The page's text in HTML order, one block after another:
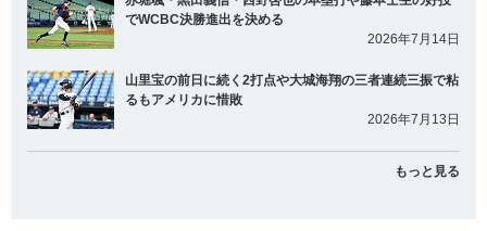
でWCBC決勝進出を決める
2026年7月14日
山里宝の前日に続く2打点や大城海翔の三者連続三振で粘
るもアメリカに惜敗
2026年7月13日
もっと見る